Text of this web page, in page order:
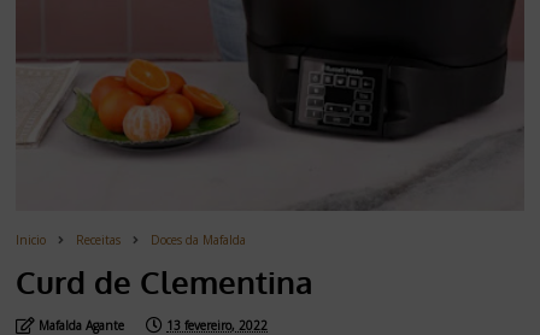
Inicio Receitas Doces da Mafalda
Curd de Clementina
Mafalda Agante 13 fevereiro, 2022